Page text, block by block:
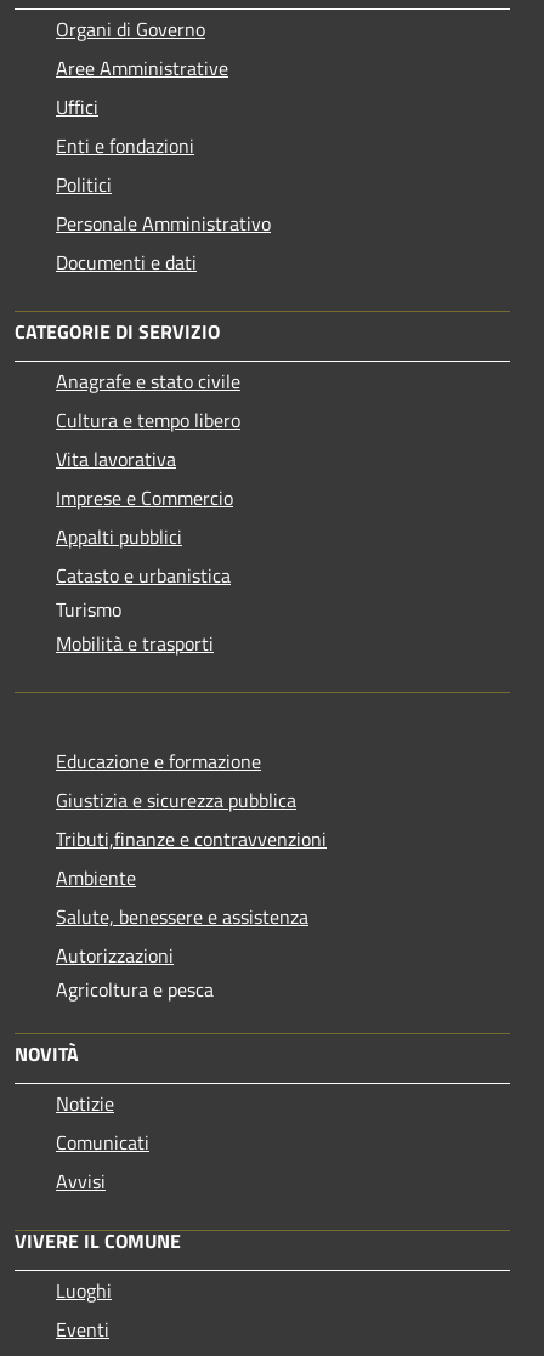
Organi di Governo
Aree Amministrative
Uffici
Enti e fondazioni
Politici
Personale Amministrativo
Documenti e dati
CATEGORIE DI SERVIZIO
Anagrafe e stato civile
Cultura e tempo libero
Vita lavorativa
Imprese e Commercio
Appalti pubblici
Catasto e urbanistica
Turismo
Mobilità e trasporti
Educazione e formazione
Giustizia e sicurezza pubblica
Tributi,finanze e contravvenzioni
Ambiente
Salute, benessere e assistenza
Autorizzazioni
Agricoltura e pesca
NOVITÀ
Notizie
Comunicati
Avvisi
VIVERE IL COMUNE
Luoghi
Eventi